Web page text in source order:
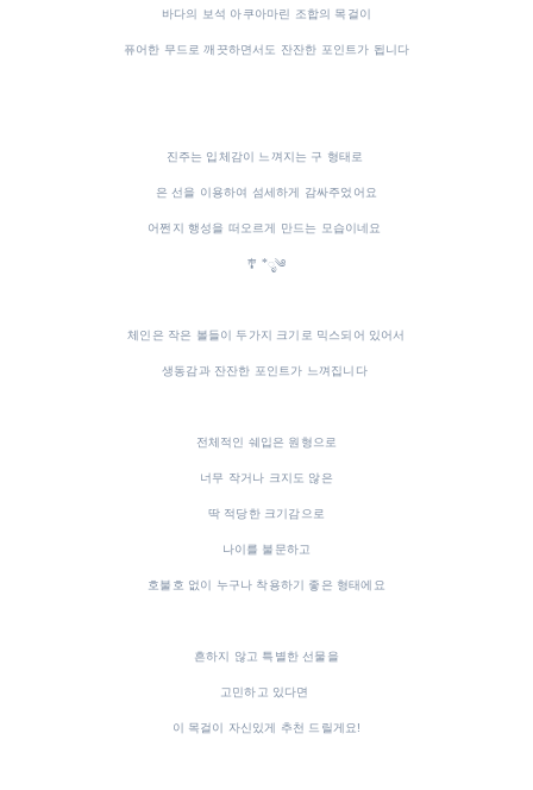
바다의 보석 아쿠아마린 조합의 목걸이
퓨어한 무드로 깨끗하면서도 잔잔한 포인트가 됩니다
진주는 입체감이 느껴지는 구 형태로
은 선을 이용하여 섬세하게 감싸주었어요
어쩐지 행성을 떠오르게 만드는 모습이네요
🎐 *ೃ༄
체인은 작은 볼들이 두가지 크기로 믹스되어 있어서
생동감과 잔잔한 포인트가 느껴집니다
전체적인 쉐입은 원형으로
너무 작거나 크지도 않은
딱 적당한 크기감으로
나이를 불문하고
호불호 없이 누구나 착용하기 좋은 형태에요
흔하지 않고 특별한 선물을
고민하고 있다면
이 목걸이 자신있게 추천 드릴게요!